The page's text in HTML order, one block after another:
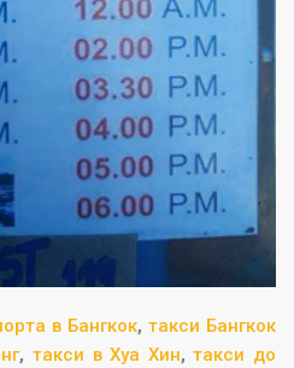
в Бангкок, такси Бангкок
,такси в Хуа Хин,такси до